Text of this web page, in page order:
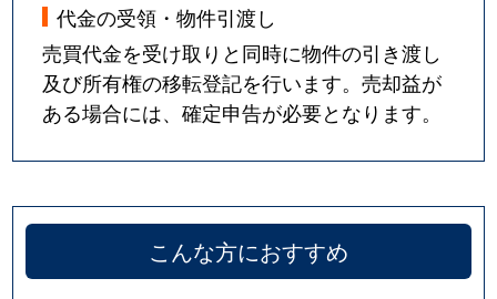
丸山町
3,500万円
御影町
2,700万円
茶屋ケ坂
四谷通
6,000万円
名古屋大学
若水
1,900万円
池下
若水
2,300万円 池下
代金の受領・物件引渡し
売買代金を受け取りと同時に物件の引き渡し
及び所有権の移転登記を行います。売却益が
ある場合には、確定申告が必要となります。
こんな方におすすめ